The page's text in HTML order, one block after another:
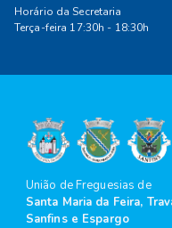
União de Freguesias de
Santa Maria da Feira,
Sanfins e Espargo
Horário da Secretaria
Terça-feira 17:30h - 18:30h